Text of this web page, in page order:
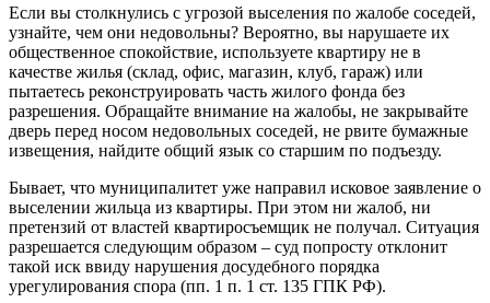
Если вы столкнулись с угрозой выселения по жалобе соседей,
узнайте, чем они недовольны? Вероятно, вы нарушаете их
общественное спокойствие, используете квартиру не в
качестве жилья (склад, офис, магазин, клуб, гараж) или
пытаетесь реконструировать часть жилого фонда без
разрешения. Обращайте внимание на жалобы, не закрывайте
дверь перед носом недовольных соседей, не рвите бумажные
извещения, найдите общий язык со старшим по подъезду.
Бывает, что муниципалитет уже направил исковое заявление о
выселении жильца из квартиры. При этом ни жалоб, ни
претензий от властей квартиросъемщик не получал. Ситуация
разрешается следующим образом – суд попросту отклонит
такой иск ввиду нарушения досудебного порядка
урегулирования спора (пп. 1 п. 1 ст. 135 ГПК РФ).